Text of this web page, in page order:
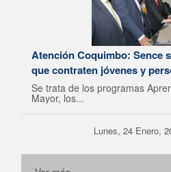
Atención Coquimbo: Sence
que contraten jóvenes y
Se trata de los programas
Mayor, los...
Lunes, 24 Enero,